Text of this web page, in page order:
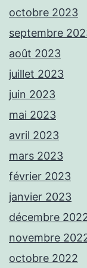
octobre 2023
septembre
août 2023
juillet 2023
juin 2023
mai 2023
avril 2023
mars 2023
février 2023
janvier 2023
décembre
novembre
octobre 2022